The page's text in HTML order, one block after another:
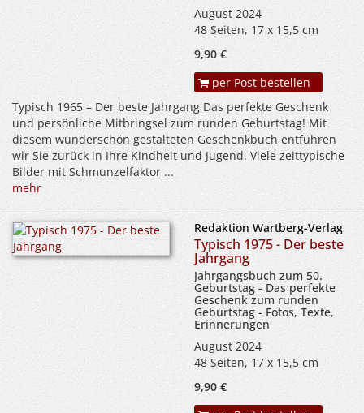
August 2024
48 Seiten, 17 x 15,5 cm
9,90 €
per Post bestellen
Typisch 1965 – Der beste Jahrgang Das perfekte Geschenk
und persönliche Mitbringsel zum runden Geburtstag! Mit
diesem wunderschön gestalteten Geschenkbuch entführen
wir Sie zurück in Ihre Kindheit und Jugend. Viele zeittypische
Bilder mit Schmunzelfaktor ...
mehr
Redaktion Wartberg-Verlag
Typisch 1975 - Der beste
Jahrgang
Jahrgangsbuch zum 50.
Geburtstag - Das perfekte
Geschenk zum runden
Geburtstag - Fotos, Texte,
Erinnerungen
August 2024
48 Seiten, 17 x 15,5 cm
9,90 €